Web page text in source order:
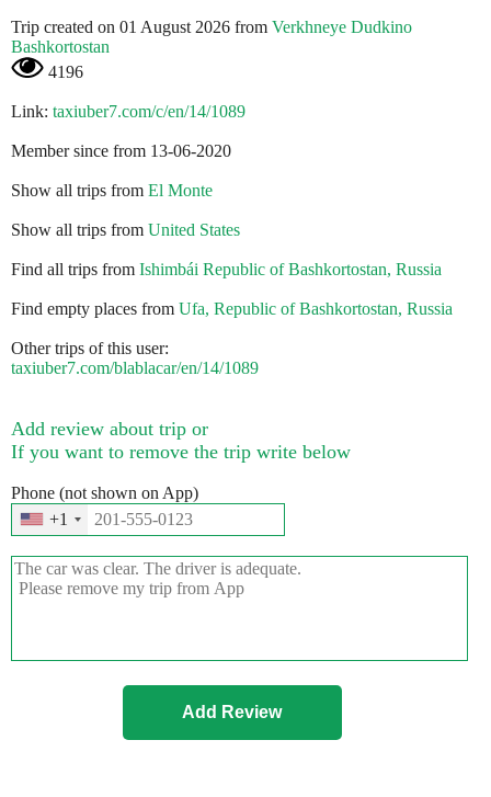
Trip created on 01 August 2026 from Verkhneye Dudkino
Bashkortostan
4196
Link: taxiuber7.com/c/en/14/1089
Member since from 13-06-2020
Show all trips from El Monte
Show all trips from United States
Find all trips from Ishimbái Republic of Bashkortostan, Russia
Find empty places from Ufa, Republic of Bashkortostan, Russia
Other trips of this user:
taxiuber7.com/blablacar/en/14/1089
Add review about trip or
If you want to remove the trip write below
Phone (not shown on App)
+1